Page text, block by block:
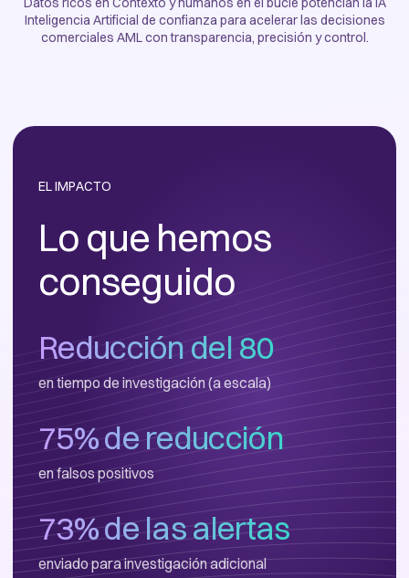
Inteligencia Artificial de confianza para acelerar las decisiones
comerciales AML con transparencia, precisión y control.
EL IMPACTO
Lo que hemos
conseguido
Reducción del 80
en tiempo de investigación (a escala)
75% de reducción
en falsos positivos
73% de las alertas
enviado para investigación adicional